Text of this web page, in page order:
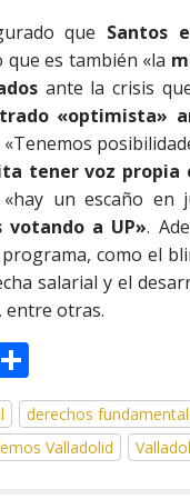
que Santos
que es también «la
ante la crisis
«optimista»
tener voz propia
un escaño en
votando a UP».
como el
salarial y el
entre otras.
o
m
p
derechos
Valladolid